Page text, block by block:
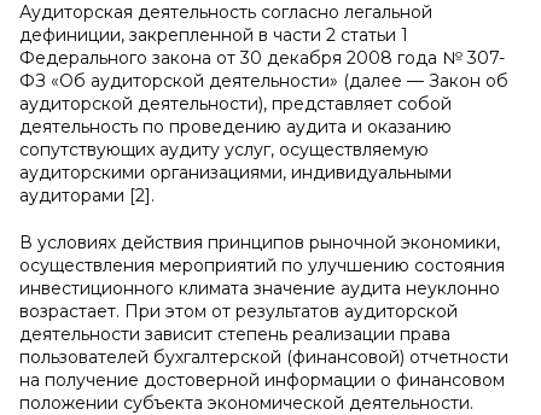
Аудиторская деятельность согласно легальной
дефиниции, закрепленной в части 2 статьи 1
Федерального закона от 30 декабря 2008 года № 307-
ФЗ «Об аудиторской деятельности» (далее — Закон об
аудиторской деятельности), представляет собой
деятельность по проведению аудита и оказанию
сопутствующих аудиту услуг, осуществляемую
аудиторскими организациями, индивидуальными
аудиторами [2].
В условиях действия принципов рыночной экономики,
осуществления мероприятий по улучшению состояния
инвестиционного климата значение аудита неуклонно
возрастает. При этом от результатов аудиторской
деятельности зависит степень реализации права
пользователей бухгалтерской (финансовой) отчетности
на получение достоверной информации о финансовом
положении субъекта экономической деятельности.